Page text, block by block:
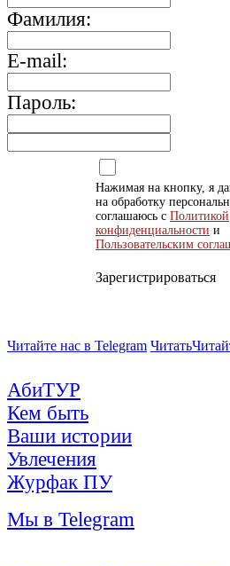
Фамилия:
E-mail:
Пароль:
Нажимая на кнопку, я
на обработку
соглашаюсь с Политикой
конфиденциальности и
Пользовательским
Зарегистрироваться
Читайте нас в Telegram Читать
АбиТУР
Кем быть
Ваши истории
Увлечения
Журфак ПУ
Мы в Telegram